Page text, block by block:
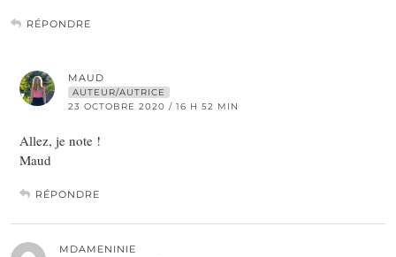
RÉPONDRE
MAUD
AUTEUR/AUTRICE
23 OCTOBRE 2020 / 16 H 52 MIN
Allez, je note !
Maud
RÉPONDRE
MDAMENINIE